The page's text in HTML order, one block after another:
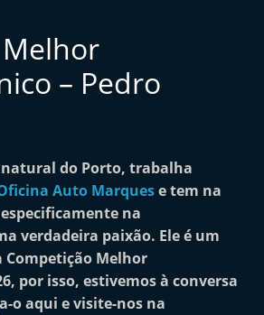
Oficinas
o
a
l
i
n
d
e
– Pedro
natural do Porto, trabalha
Auto Marquese tem na
na
verdadeira paixão. Ele é um
Melhor
por isso, estivemos à conversa
o aqui e visite-nos na